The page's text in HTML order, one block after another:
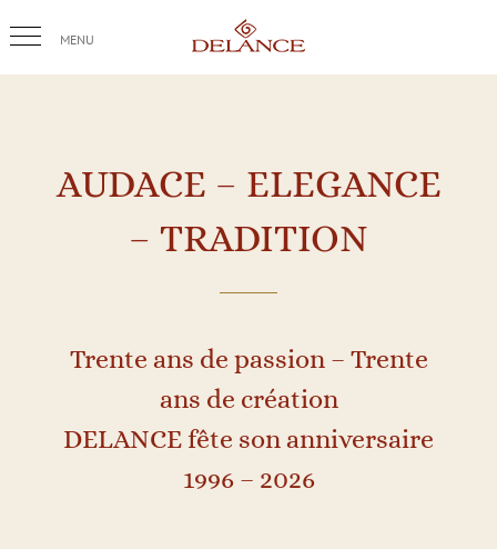
au
contenu
AUDACE – ELEGANCE
– TRADITION
Trente ans de passion – Trente
ans de création
DELANCE fête son anniversaire
1996 – 2026